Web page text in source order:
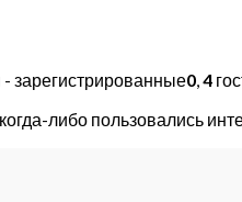
зарегистрированные0,4
либо пользовались